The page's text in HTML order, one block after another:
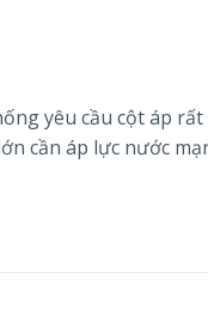
yêu cầu cột áp
cần áp lực nước